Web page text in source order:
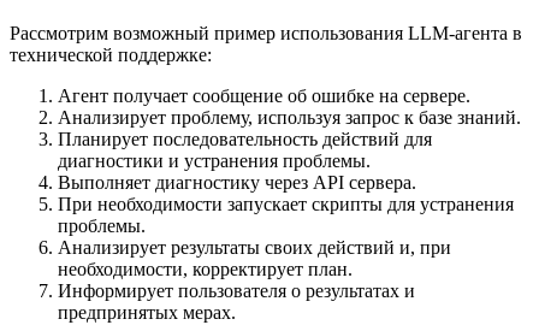
Рассмотрим возможный пример использования LLM-агента в
технической поддержке:
Агент получает сообщение об ошибке на сервере.
Анализирует проблему, используя запрос к базе знаний.
Планирует последовательность действий для
диагностики и устранения проблемы.
Выполняет диагностику через API сервера.
При необходимости запускает скрипты для устранения
проблемы.
Анализирует результаты своих действий и, при
необходимости, корректирует план.
Информирует пользователя о результатах и
предпринятых мерах.